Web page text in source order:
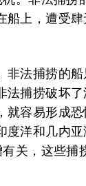
船上，遭受
非法捕捞的
法捕捞破坏
就容易形成
度洋和几内
关，这些捕